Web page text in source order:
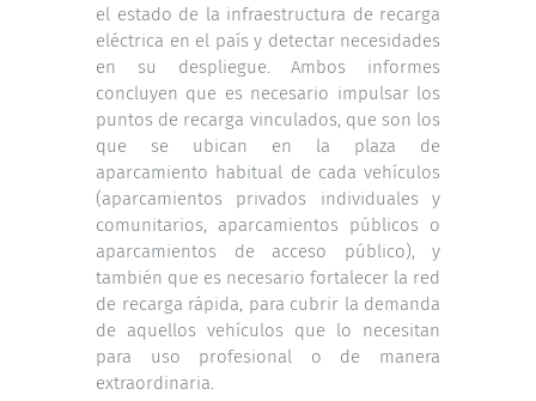
el estado de la infraestructura de recarga
eléctrica en el país y detectar necesidades
en su despliegue. Ambos informes
concluyen que es necesario impulsar los
puntos de recarga vinculados, que son los
que se ubican en la plaza de
aparcamiento habitual de cada vehículos
(aparcamientos privados individuales y
comunitarios, aparcamientos públicos o
aparcamientos de acceso público), y
también que es necesario fortalecer la red
de recarga rápida, para cubrir la demanda
de aquellos vehículos que lo necesitan
para uso profesional o de manera
extraordinaria.